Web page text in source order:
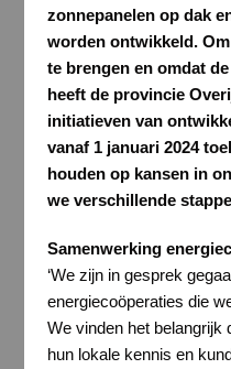
zonnepanelen op dak
worden ontwikkeld.
te brengen en omdat
heeft de provincie
initiatieven van
vanaf 1 januari 2024
houden op kansen in
we verschillende
Samenwerking
‘We zijn in gesprek
energiecoöperaties die
We vinden het belangrijk
hun lokale kennis en